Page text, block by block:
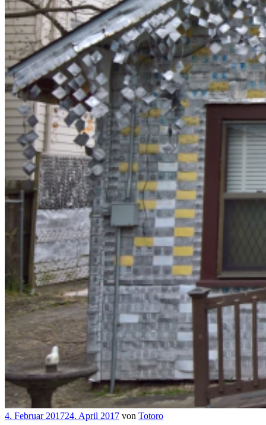
Veröffentlicht
4. Februar 201724. April 2017 von Totoro